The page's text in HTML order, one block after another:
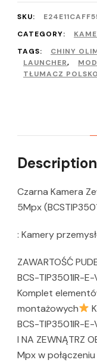
SKU:
CATEGORY:
TAGS:
CHINY
LAUNCHER,
TŁUMACZ
Description
Czarna Kamera
5Mpx
: Kamery
ZAWARTOŚĆ
BCS-TIP3501IR-
Komplet
montażowych
BCS-TIP3501IR-E-
I NA ZEWNĄTRZ
Mpx w